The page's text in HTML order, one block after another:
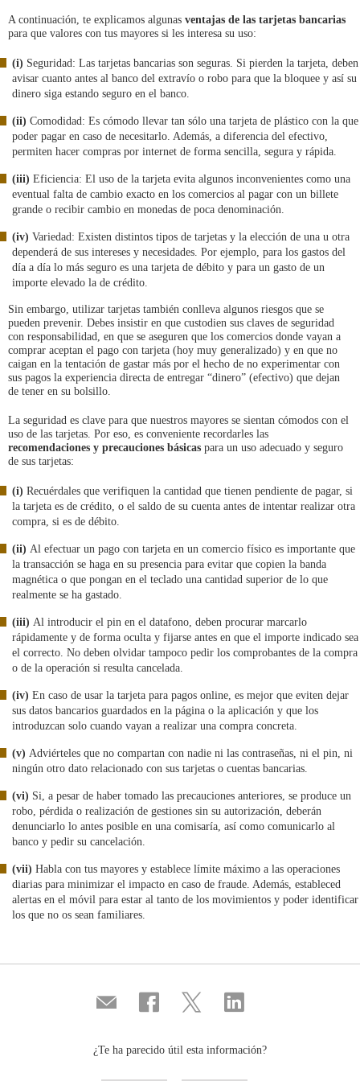
A continuación, te explicamos algunas ventajas de las tarjetas bancarias
para que valores con tus mayores si les interesa su uso:
(i) Seguridad: Las tarjetas bancarias son seguras. Si pierden la tarjeta, deben
avisar cuanto antes al banco del extravío o robo para que la bloquee y así su
dinero siga estando seguro en el banco.
(ii) Comodidad: Es cómodo llevar tan sólo una tarjeta de plástico con la que
poder pagar en caso de necesitarlo. Además, a diferencia del efectivo,
permiten hacer compras por internet de forma sencilla, segura y rápida.
(iii) Eficiencia: El uso de la tarjeta evita algunos inconvenientes como una
eventual falta de cambio exacto en los comercios al pagar con un billete
grande o recibir cambio en monedas de poca denominación.
(iv) Variedad: Existen distintos tipos de tarjetas y la elección de una u otra
dependerá de sus intereses y necesidades. Por ejemplo, para los gastos del
día a día lo más seguro es una tarjeta de débito y para un gasto de un
importe elevado la de crédito.
Sin embargo, utilizar tarjetas también conlleva algunos riesgos que se
pueden prevenir. Debes insistir en que custodien sus claves de seguridad
con responsabilidad, en que se aseguren que los comercios donde vayan a
comprar aceptan el pago con tarjeta (hoy muy generalizado) y en que no
caigan en la tentación de gastar más por el hecho de no experimentar con
sus pagos la experiencia directa de entregar “dinero” (efectivo) que dejan
de tener en su bolsillo.
La seguridad es clave para que nuestros mayores se sientan cómodos con el
uso de las tarjetas. Por eso, es conveniente recordarles las
recomendaciones y precauciones básicas para un uso adecuado y seguro
de sus tarjetas:
(i) Recuérdales que verifiquen la cantidad que tienen pendiente de pagar, si
la tarjeta es de crédito, o el saldo de su cuenta antes de intentar realizar otra
compra, si es de débito.
(ii) Al efectuar un pago con tarjeta en un comercio físico es importante que
la transacción se haga en su presencia para evitar que copien la banda
magnética o que pongan en el teclado una cantidad superior de lo que
realmente se ha gastado.
(iii) Al introducir el pin en el datafono, deben procurar marcarlo
rápidamente y de forma oculta y fijarse antes en que el importe indicado sea
el correcto. No deben olvidar tampoco pedir los comprobantes de la compra
o de la operación si resulta cancelada.
(iv) En caso de usar la tarjeta para pagos online, es mejor que eviten dejar
sus datos bancarios guardados en la página o la aplicación y que los
introduzcan solo cuando vayan a realizar una compra concreta.
(v) Adviérteles que no compartan con nadie ni las contraseñas, ni el pin, ni
ningún otro dato relacionado con sus tarjetas o cuentas bancarias.
(vi) Si, a pesar de haber tomado las precauciones anteriores, se produce un
robo, pérdida o realización de gestiones sin su autorización, deberán
denunciarlo lo antes posible en una comisaría, así como comunicarlo al
banco y pedir su cancelación.
(vii) Habla con tus mayores y establece límite máximo a las operaciones
diarias para minimizar el impacto en caso de fraude. Además, estableced
alertas en el móvil para estar al tanto de los movimientos y poder identificar
los que no os sean familiares.
Compartir
por
Compartir
en
Compartir
en
Compartir
en
¿Te ha parecido útil esta información?